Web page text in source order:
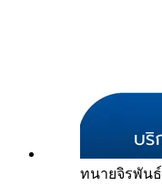
ทนายจิรพันธ์